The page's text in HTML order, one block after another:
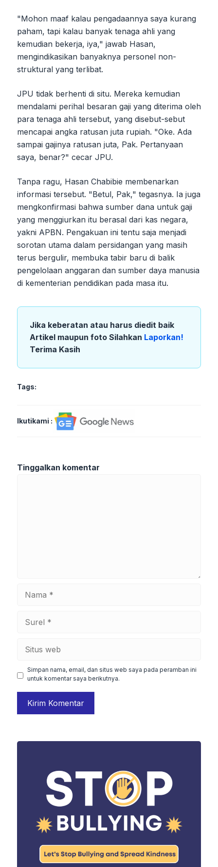
"Mohon maaf kalau pengadaannya saya kurang
paham, tapi kalau banyak tenaga ahli yang
kemudian bekerja, iya," jawab Hasan,
mengindikasikan banyaknya personel non-
struktural yang terlibat.
JPU tidak berhenti di situ. Mereka kemudian
mendalami perihal besaran gaji yang diterima oleh
para tenaga ahli tersebut, yang disebut-sebut
mencapai angka ratusan juta rupiah. "Oke. Ada
sampai gajinya ratusan juta, Pak. Pertanyaan
saya, benar?" cecar JPU.
Tanpa ragu, Hasan Chabibie membenarkan
informasi tersebut. "Betul, Pak," tegasnya. Ia juga
mengkonfirmasi bahwa sumber dana untuk gaji
yang menggiurkan itu berasal dari kas negara,
yakni APBN. Pengakuan ini tentu saja menjadi
sorotan utama dalam persidangan yang masih
terus bergulir, membuka tabir baru di balik
pengelolaan anggaran dan sumber daya manusia
di kementerian pendidikan pada masa itu.
Jika keberatan atau harus diedit baik
Artikel maupun foto Silahkan Laporkan!
Terima Kasih
Tags:
Ikutikami :
Tinggalkan komentar
Simpan nama, email, dan situs web saya pada peramban ini
untuk komentar saya berikutnya.